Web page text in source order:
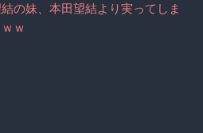
結の妹、本田望結より実ってしま
ｗ